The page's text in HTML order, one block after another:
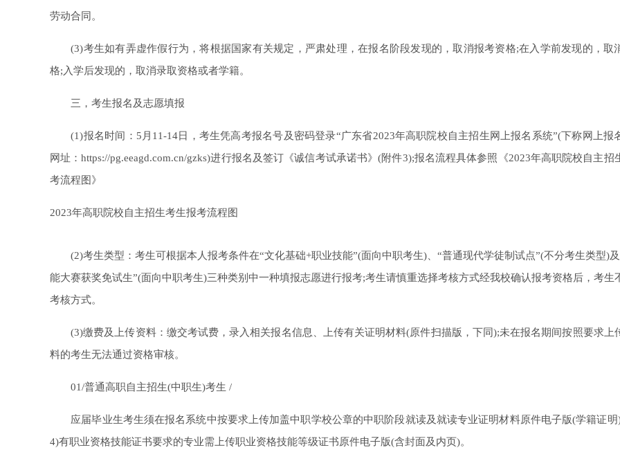
劳动合同。
(3)考生如有弄虚作假行为，将根据国家有关规定，严肃处理，在报名阶段发现的，取消报考资格;在入学前发现的，取
格;入学后发现的，取消录取资格或者学籍。
三，考生报名及志愿填报
(1)报名时间：5月11-14日，考生凭高考报名号及密码登录“广东省2023年高职院校自主招生网上报名系统”(下称网上报
网址：https://pg.eeagd.com.cn/gzks)进行报名及签订《诚信考试承诺书》(附件3);报名流程具体参照《2023年高职院校自主招
考流程图》
2023年高职院校自主招生考生报考流程图
(2)考生类型：考生可根据本人报考条件在“文化基础+职业技能”(面向中职考生)、“普通现代学徒制试点”(不分考生类型)
能大赛获奖免试生”(面向中职考生)三种类别中一种填报志愿进行报考;考生请慎重选择考核方式经我校确认报考资格后，考生
考核方式。
(3)缴费及上传资料：缴交考试费，录入相关报名信息、上传有关证明材料(原件扫描版，下同);未在报名期间按照要求上
料的考生无法通过资格审核。
01/普通高职自主招生(中职生)考生 /
应届毕业生考生须在报名系统中按要求上传加盖中职学校公章的中职阶段就读及就读专业证明材料原件电子版(学籍证明
4)有职业资格技能证书要求的专业需上传职业资格技能等级证书原件电子版(含封面及内页)。